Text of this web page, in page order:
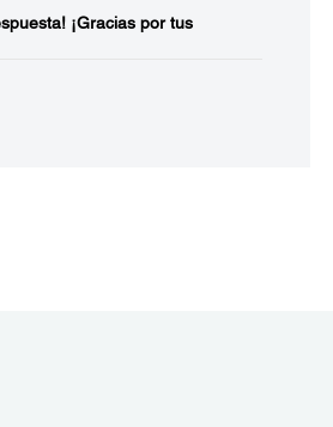
¡Gracias por tus